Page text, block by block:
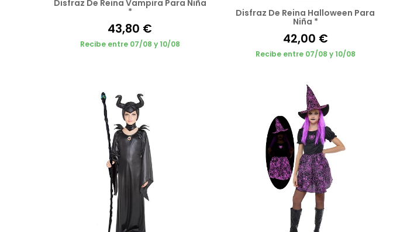
Disfraz De Reina Vampira Para Niña
*
43,80 €
Recibe entre 07/08 y 10/08
Disfraz De Reina Halloween Para
Niña *
42,00 €
Recibe entre 07/08 y 10/08